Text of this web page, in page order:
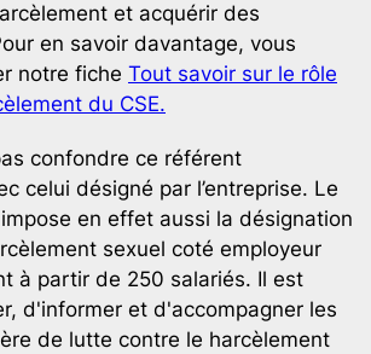
et acquérir des
en savoir davantage, vous
notre fiche Tout savoir sur le rôle
du CSE.
confondre ce référent
celui désigné par l’entreprise. Le
en effet aussi la désignation
sexuel coté employeur
à partir de 250 salariés. Il est
d'informer et d'accompagner les
de lutte contre le harcèlement